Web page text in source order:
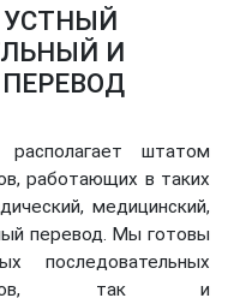
И
штатом
работающих в таких
медицинский,
перевод. Мы готовы
последовательных
так и